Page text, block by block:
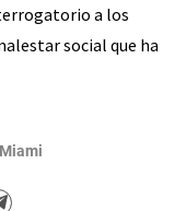
a los
social que ha